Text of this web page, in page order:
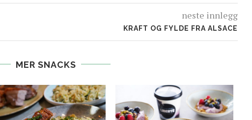
neste innlegg
KRAFT OG FYLDE FRA ALSACE
MER SNACKS